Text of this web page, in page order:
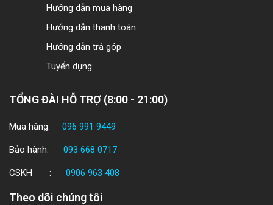
Hướng dẫn mua hàng
Hướng dẫn thanh toán
Hướng dẫn trả góp
Tuyển dụng
TỔNG ĐÀI HỖ TRỢ (8:00 - 21:00)
Mua hàng: 096 991 9449
Bảo hành: 093 668 0717
CSKH : 0906 963 408
Theo dõi chúng tôi